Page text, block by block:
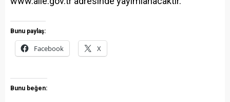
Bunu paylaş:
Facebook X
Bunu beğen: